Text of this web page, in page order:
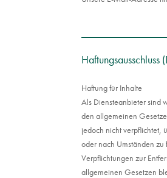
Haftungsausschluss
Haftung für Inhalte
Als Diensteanbieter sind
den allgemeinen
jedoch nicht verpflichtet,
oder nach Umständen
Verpflichtungen zur
allgemeinen Gesetzen